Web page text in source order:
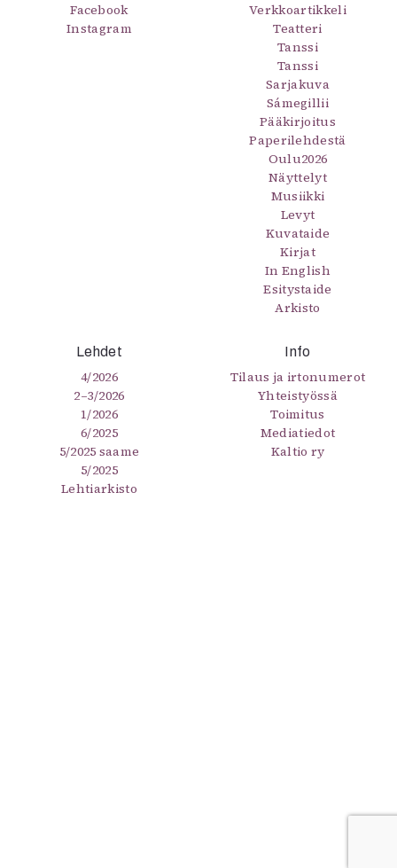
Facebook
Instagram
Verkkoartikkeli
Teatteri
Tanssi
Tanssi
Sarjakuva
Sámegillii
Pääkirjoitus
Paperilehdestä
Oulu2026
Näyttelyt
Musiikki
Levyt
Kuvataide
Kirjat
In English
Esitystaide
Arkisto
Lehdet
4/2026
2–3/2026
1/2026
6/2025
5/2025 saame
5/2025
Lehtiarkisto
Info
Tilaus ja irtonumerot
Yhteistyössä
Toimitus
Mediatiedot
Kaltio ry